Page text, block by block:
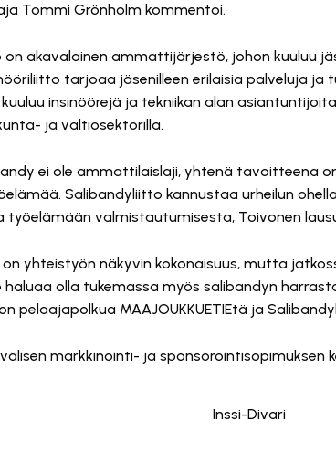
Tommi Grönholm kommentoi.
on akavalainen ammattijärjestö, johon kuuluu
tarjoaa jäsenilleen erilaisia palveluja ja
insinöörejä ja tekniikan alan
ja valtiosektorilla.
ei ole ammattilaislaji, yhtenä tavoitteena
Salibandyliitto kannustaa urheilun
työelämään valmistautumisesta, Toivonen
on yhteistyön näkyvin kokonaisuus, mutta
haluaa olla tukemassa myös salibandyn
pelaajapolkua MAAJOUKKUETIEtä ja
markkinointi- ja sponsorointisopimuksen